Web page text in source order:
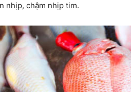
nhịp, chậm nhịp tim.